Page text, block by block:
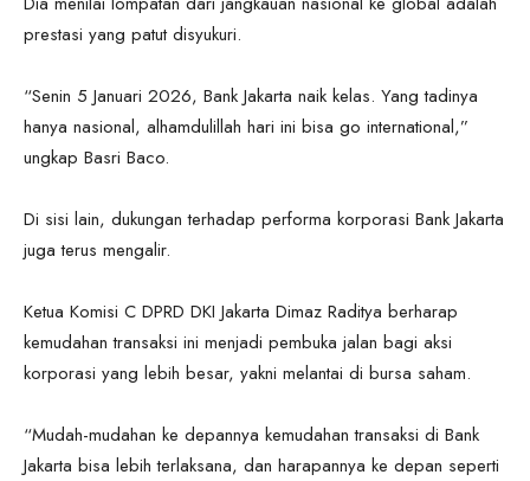
prestasi yang patut disyukuri.
“Senin 5 Januari 2026, Bank Jakarta naik kelas. Yang tadinya
hanya nasional, alhamdulillah hari ini bisa go international,”
ungkap Basri Baco.
Di sisi lain, dukungan terhadap performa korporasi Bank Jakarta
juga terus mengalir.
Ketua Komisi C DPRD DKI Jakarta Dimaz Raditya berharap
kemudahan transaksi ini menjadi pembuka jalan bagi aksi
korporasi yang lebih besar, yakni melantai di bursa saham.
“Mudah-mudahan ke depannya kemudahan transaksi di Bank
Jakarta bisa lebih terlaksana, dan harapannya ke depan seperti